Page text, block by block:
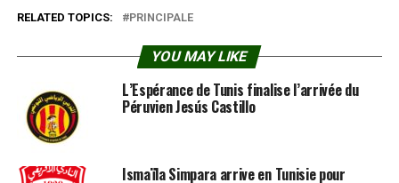
RELATED TOPICS: PRINCIPALE
YOU MAY LIKE
L’Espérance de Tunis finalise l’arrivée du
Péruvien Jesús Castillo
Ismaïla Simpara arrive en Tunisie pour